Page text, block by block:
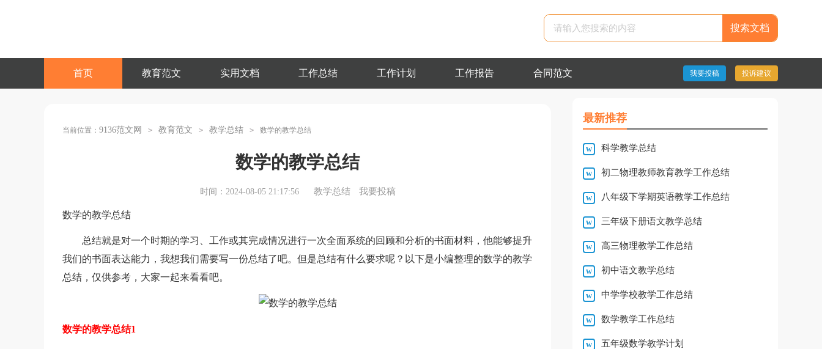
搜索文档
首页 教育范文 实用文档 工作总结 工作计划 工作报告 合同范文 我要投稿 投诉建议
当前位置： 9136范文网 > 教育范文 > 教学总结 > 数学的教学总结
数学的教学总结
时间：2024-08-05 21:17:56 教学总结 我要投稿
数学的教学总结
总结就是对一个时期的学习、工作或其完成情况进行一次全面系统的回顾和分析的书面材料，他能够提升
我们的书面表达能力，我想我们需要写一份总结了吧。但是总结有什么要求呢？以下是小编整理的数学的教学
总结，仅供参考，大家一起来看看吧。
数学的教学总结1
最新推荐
科学教学总结
初二物理教师教育教学工作总结
八年级下学期英语教学工作总结
三年级下册语文教学总结
高三物理教学工作总结
初中语文教学总结
中学学校教学工作总结
数学教学工作总结
五年级数学教学计划